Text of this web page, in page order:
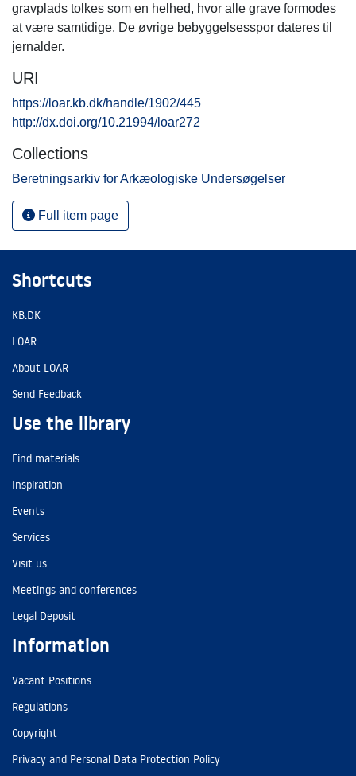
gravplads tolkes som en helhed, hvor alle grave formodes
at være samtidige. De øvrige bebyggelsesspor dateres til
jernalder.
URI
https://loar.kb.dk/handle/1902/445
http://dx.doi.org/10.21994/loar272
Collections
Beretningsarkiv for Arkæologiske Undersøgelser
Full item page
Shortcuts
KB.DK
LOAR
About LOAR
Send Feedback
Use the library
Find materials
Inspiration
Events
Services
Visit us
Meetings and conferences
Legal Deposit
Information
Vacant Positions
Regulations
Copyright
Privacy and Personal Data Protection Policy